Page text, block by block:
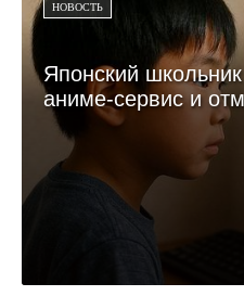
НОВОСТЬ
Японский
аниме-сервис и